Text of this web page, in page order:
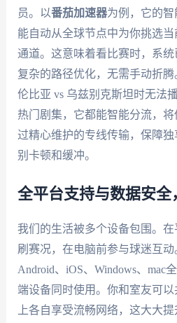
员。以番茄加速器为例，它的智
能自动从全球节点中为你挑选
通道。这意味着看比赛时，系
复杂的路径优化，无需手动折
伦比亚 vs 乌兹别克斯坦时无法
热门剧集，它都能智能分流，
过精心维护的专线传输，保障
别卡顿和缓冲。
全平台支持与数据安全
我们的生活被多个设备包围。
刷赛况，在电脑前参与球迷互
Android、iOS、Windows、mac
端设备同时使用。你和室友可
上各自享受流畅网络，这大大